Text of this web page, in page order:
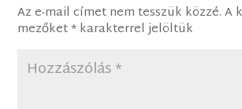
Az e-mail címet nem tesszük közzé. A
mezőket*karakterrel jelöltük